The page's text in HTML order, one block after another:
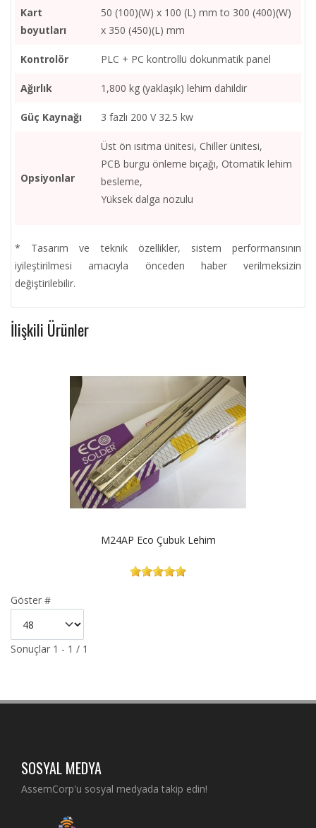
Kart
boyutları
50 (100)(W) x 100 (L) mm to 300 (400)(W)
x 350 (450)(L) mm
Kontrolör PLC + PC kontrollü dokunmatik panel
Ağırlık 1,800 kg (yaklaşık) lehim dahildir
Güç Kaynağı 3 fazlı 200 V 32.5 kw
Opsiyonlar
Üst ön ısıtma ünitesi, Chiller ünitesi,
PCB burgu önleme bıçağı, Otomatik lehim
besleme,
Yüksek dalga nozulu
* Tasarım ve teknik özellikler, sistem performansının
iyileştirilmesi amacıyla önceden haber verilmeksizin
değiştirilebilir.
İlişkili Ürünler
M24AP Eco Çubuk Lehim
Göster #
Sonuçlar 1 - 1 / 1
SOSYAL MEDYA
AssemCorp'u sosyal medyada takip edin!